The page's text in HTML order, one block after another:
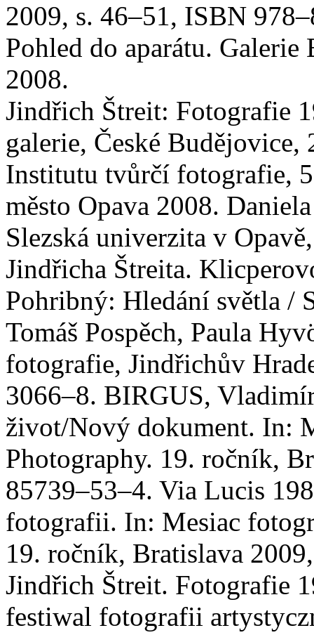
2009, s. 46–51, ISBN
Pohled do aparátu.
2008.
Jindřich Štreit: Fotografie
galerie, České Budějovice,
Institutu tvůrčí fotografie,
město Opava 2008.
Slezská univerzita v
Jindřicha Štreita.
Pohribný: Hledání světla /
Tomáš Pospěch, Paula
fotografie, Jindřichův
3066–8. BIRGUS,
život/Nový dokument. In:
Photography. 19. ročník,
85739–53–4. Via Lucis
fotografii. In: Mesiac
19. ročník, Bratislava
Jindřich Štreit. Fotografie
festiwal fotografii